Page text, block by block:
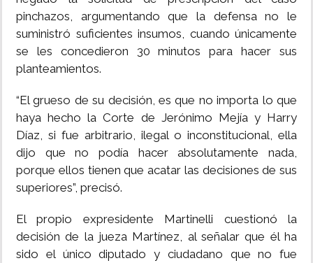
pinchazos, argumentando que la defensa no le
suministró suficientes insumos, cuando únicamente
se les concedieron 30 minutos para hacer sus
planteamientos.
“El grueso de su decisión, es que no importa lo que
haya hecho la Corte de Jerónimo Mejía y Harry
Díaz, si fue arbitrario, ilegal o inconstitucional, ella
dijo que no podía hacer absolutamente nada,
porque ellos tienen que acatar las decisiones de sus
superiores”, precisó.
El propio expresidente Martinelli cuestionó la
decisión de la jueza Martínez, al señalar que él ha
sido el único diputado y ciudadano que no fue